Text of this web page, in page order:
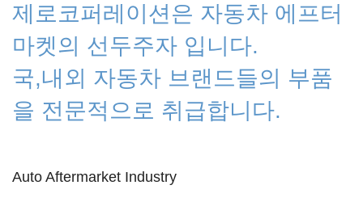
제로코퍼레이션은 자동차 에프터
마켓의 선두주자 입니다.
국,내외 자동차 브랜드들의 부품
을 전문적으로 취급합니다.
Auto Aftermarket Industry